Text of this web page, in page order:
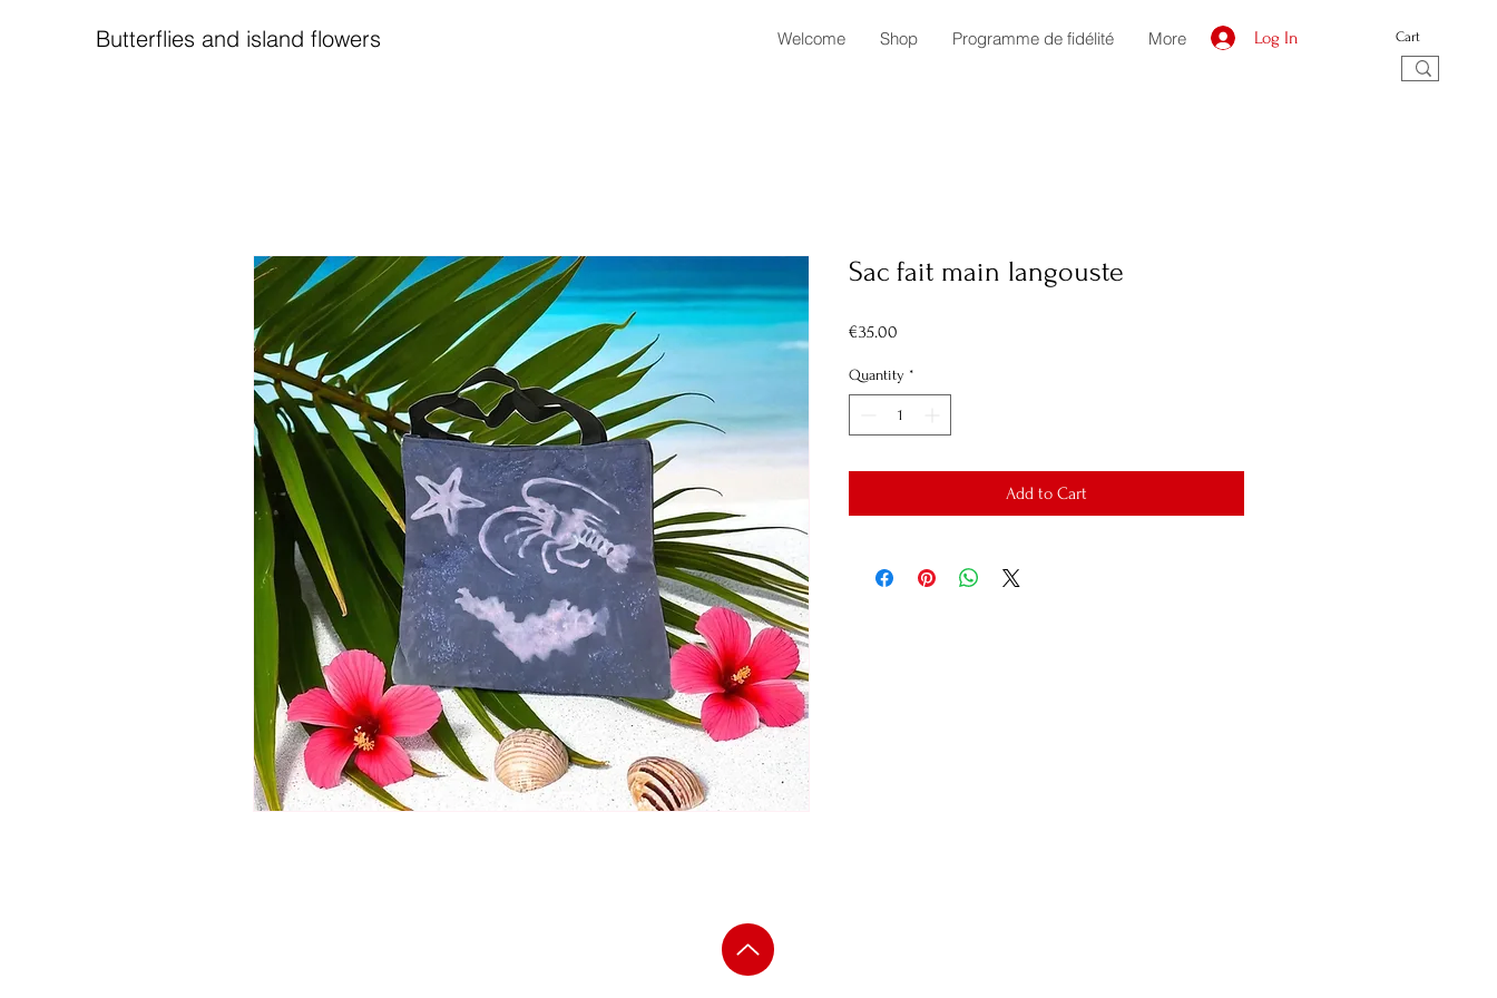
Butterflies and island flowers Welcome Shop Programme de fidélité More Log In Cart
Sac fait main langouste
€35.00
Quantity *
Add to Cart